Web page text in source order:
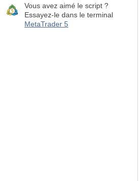
Vous avez aimé le script ?
Essayez-le dans le terminal
MetaTrader 5